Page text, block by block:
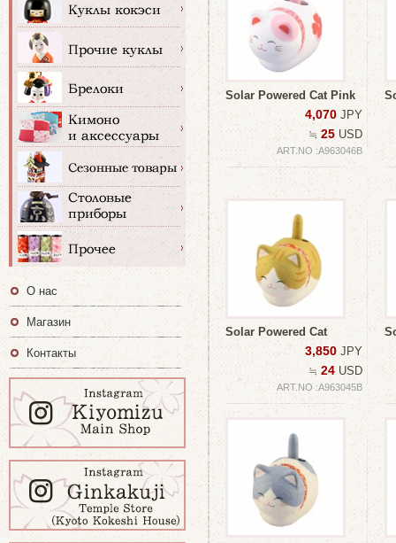
Solar Powered Cat Pink
4,070 JPY
≒ 25 USD
ART.NO :A963046B
Solar Powered Cat
3,850 JPY
≒ 24 USD
ART.NO :A963045B
О нас
Магазин
Контакты